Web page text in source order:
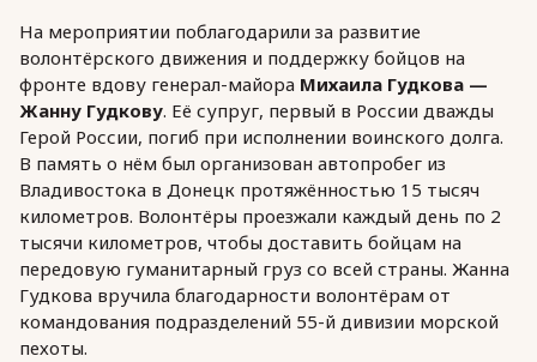
На мероприятии поблагодарили за развитие
волонтёрского движения и поддержку бойцов на
фронте вдову генерал-майора Михаила Гудкова —
Жанну Гудкову. Её супруг, первый в России дважды
Герой России, погиб при исполнении воинского долга.
В память о нём был организован автопробег из
Владивостока в Донецк протяжённостью 15 тысяч
километров. Волонтёры проезжали каждый день по 2
тысячи километров, чтобы доставить бойцам на
передовую гуманитарный груз со всей страны. Жанна
Гудкова вручила благодарности волонтёрам от
командования подразделений 55-й дивизии морской
пехоты.